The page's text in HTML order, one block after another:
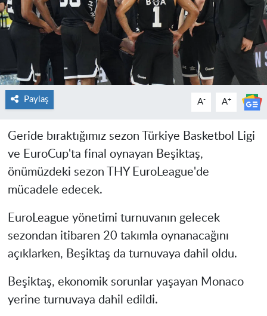
Paylaş A- A+
Geride bıraktığımız sezon Türkiye Basketbol Ligi
ve EuroCup'ta final oynayan Beşiktaş,
önümüzdeki sezon THY EuroLeague'de
mücadele edecek.
EuroLeague yönetimi turnuvanın gelecek
sezondan itibaren 20 takımla oynanacağını
açıklarken, Beşiktaş da turnuvaya dahil oldu.
Beşiktaş, ekonomik sorunlar yaşayan Monaco
yerine turnuvaya dahil edildi.